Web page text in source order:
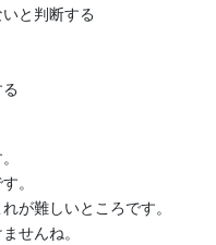
と判断する
。
が難しいところです。
せんね。